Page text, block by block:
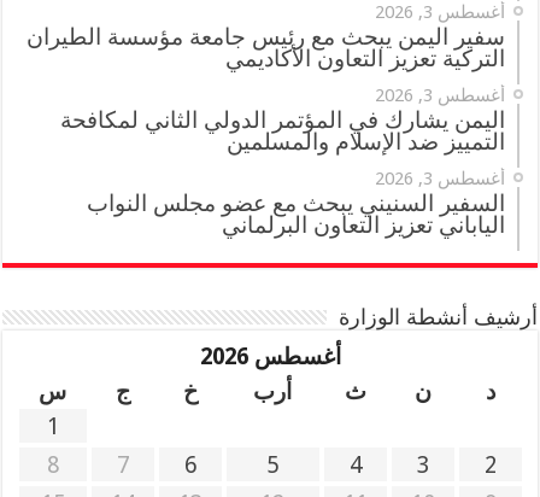
أغسطس 3, 2026
سفير اليمن يبحث مع رئيس جامعة مؤسسة الطيران
التركية تعزيز التعاون الأكاديمي
أغسطس 3, 2026
اليمن يشارك في المؤتمر الدولي الثاني لمكافحة
التمييز ضد الإسلام والمسلمين
أغسطس 3, 2026
السفير السنيني يبحث مع عضو مجلس النواب
الياباني تعزيز التعاون البرلماني
أرشيف أنشطة الوزارة
أغسطس 2026
د
ن ث أرب خ ج
س
1
2
3
4
5
6
7
8